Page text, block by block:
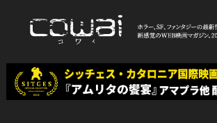
WEB映画マガジン
ワイ」